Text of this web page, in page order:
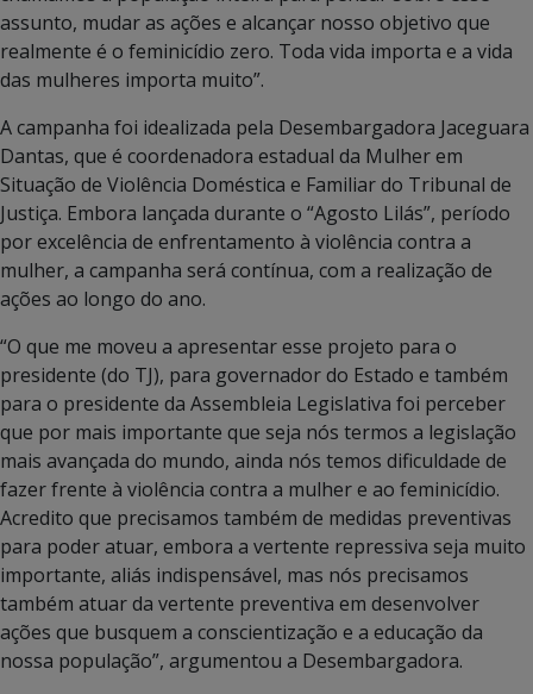
assunto, mudar as ações e alcançar nosso objetivo que
realmente é o feminicídio zero. Toda vida importa e a vida
das mulheres importa muito”.
A campanha foi idealizada pela Desembargadora Jaceguara
Dantas, que é coordenadora estadual da Mulher em
Situação de Violência Doméstica e Familiar do Tribunal de
Justiça. Embora lançada durante o “Agosto Lilás”, período
por excelência de enfrentamento à violência contra a
mulher, a campanha será contínua, com a realização de
ações ao longo do ano.
“O que me moveu a apresentar esse projeto para o
presidente (do TJ), para governador do Estado e também
para o presidente da Assembleia Legislativa foi perceber
que por mais importante que seja nós termos a legislação
mais avançada do mundo, ainda nós temos dificuldade de
fazer frente à violência contra a mulher e ao feminicídio.
Acredito que precisamos também de medidas preventivas
para poder atuar, embora a vertente repressiva seja muito
importante, aliás indispensável, mas nós precisamos
também atuar da vertente preventiva em desenvolver
ações que busquem a conscientização e a educação da
nossa população”, argumentou a Desembargadora.